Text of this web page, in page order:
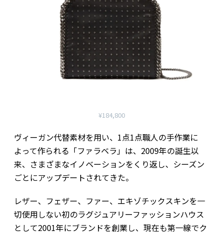
¥184,800
ヴィーガン代替素材を用い、1点1点職人の手作業に
よって作られる「ファラベラ」は、2009年の誕生以
来、さまざまなイノベーションをくり返し、シーズン
ごとにアップデートされてきた。
レザー、フェザー、ファー、エキゾチックスキンを一
切使用しない初のラグジュアリーファッションハウス
として2001年にブランドを創業し、現在も第一線でク